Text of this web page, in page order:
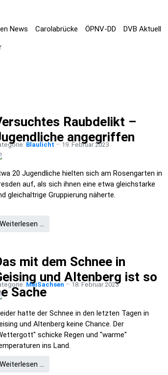
News Carolabrücke ÖPNV-DD DVB Aktuell
Raubdelikt –
angegriffen
Blaulicht 19. Februar 2023
20 Jugendliche hielten sich am Rosengarten in
auf, als sich ihnen eine etwa gleichstarke
gleichaltrige Gruppierung näherte.
Weiterlesen …
mit dem Schnee in
und Altenberg ist so
Sache
MeiSachsen 18. Februar 2023
hatte der Schnee in den letzten Tagen in
und Altenberg keine Chance. Der
schicke Regen und "warme"
ins Land.
Weiterlesen …